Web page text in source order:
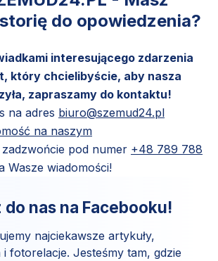
do opowiedzenia?
interesującego zdarzenia
który chcielibyście, aby nasza
zapraszamy do kontaktu!
na adres biuro@szemud24.pl
na naszym
pod numer +48 789 788
Wasze wiadomości!
do nas na Facebooku!
najciekawsze artykuły,
fotorelacje. Jesteśmy tam, gdzie